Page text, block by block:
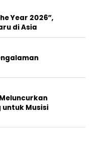
Year 2026”,
di Asia
untuk Musisi